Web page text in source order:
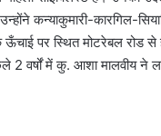
कन्याकुमारी-कारगिल-
पर स्थित मोटरेबल रोड से
2 वर्षों में कु. आशा मालवीय ने